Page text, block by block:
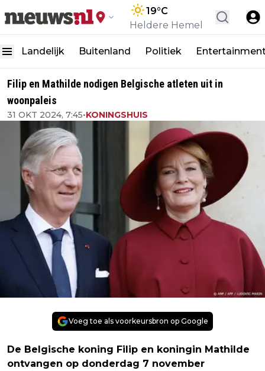
19°C
Heldere Hemel
Landelijk Buitenland Politiek
Filip en Mathilde nodigen Belgische atleten uit in
woonpaleis
31 OKT 2024, 7:45•KONINGSHUIS
Voeg toe als voorkeursbron op Google
De Belgische koning Filip en koningin Mathilde
ontvangen op donderdag 7 november